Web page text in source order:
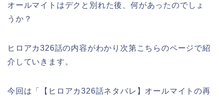
オールマイトはデクと別れた後、何があったのでしょ
うか？
ヒロアカ326話の内容がわかり次第こちらのページで紹
介していきます。
今回は「【ヒロアカ326話ネタバレ】オールマイトの再